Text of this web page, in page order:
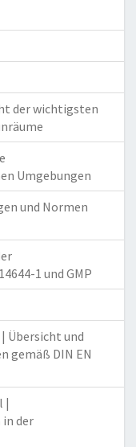
der wichtigsten
Umgebungen
und Normen
1 und GMP
Übersicht und
gemäß DIN EN
|
der